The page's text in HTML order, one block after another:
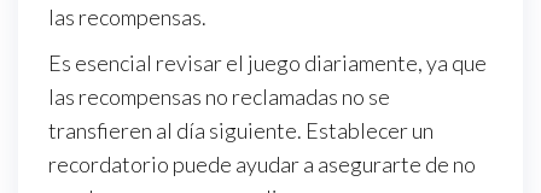
las recompensas.
Es esencial revisar el juego diariamente, ya que
las recompensas no reclamadas no se
transfieren al día siguiente. Establecer un
recordatorio puede ayudar a asegurarte de no